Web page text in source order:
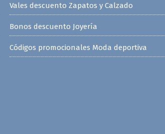
Vales descuento Zapatos y Calzado
Bonos descuento Joyería
Códigos promocionales Moda deportiva